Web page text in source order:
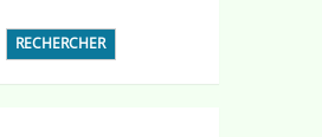
RECHERCHER